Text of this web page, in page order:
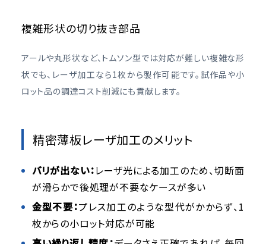
複雑形状の切り抜き部品
アールや丸形状など、トムソン型では対応が難しい複雑な形
状でも、レーザ加工なら1枚から製作可能です。試作品や小
ロット品の調達コスト削減にも貢献します。
精密薄板レーザ加工のメリット
バリが出ない：レーザ光による加工のため、切断面
が滑らかで後処理が不要なケースが多い
金型不要：プレス加工のような型代がかからず、1
枚からの小ロット対応が可能